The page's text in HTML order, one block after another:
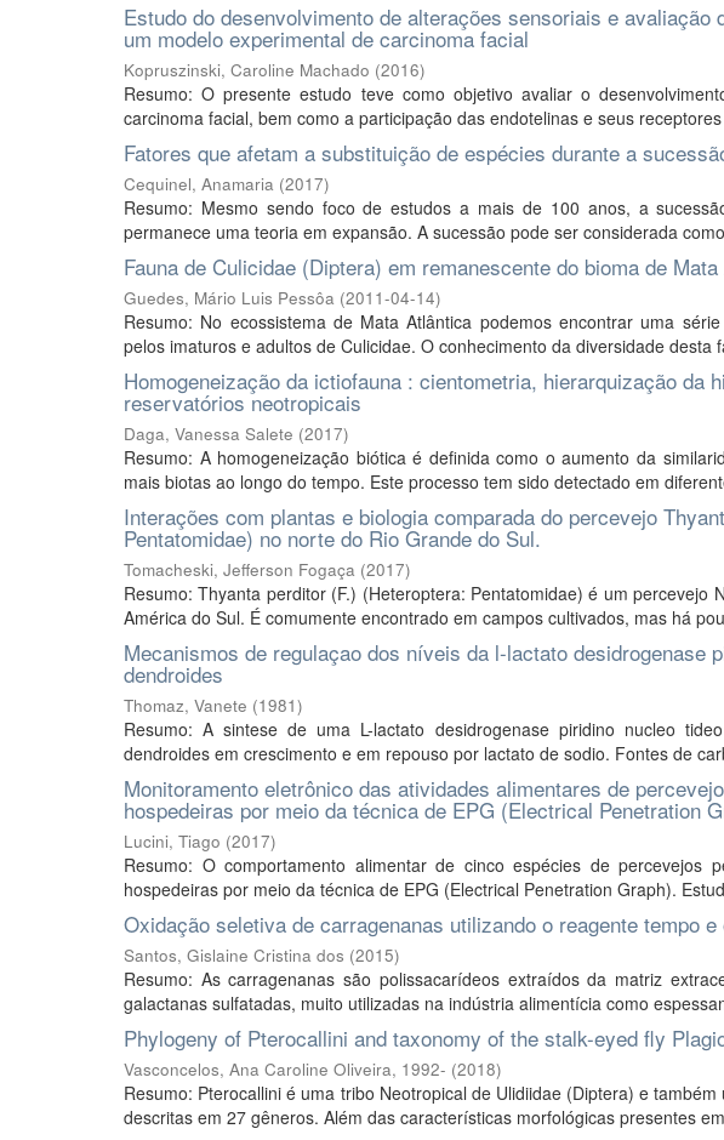
Estudo do desenvolvimento de alterações sensoriais e
um modelo experimental de carcinoma facial
Kopruszinski, Caroline Machado (2016)
Resumo: O presente estudo teve como objetivo avaliar o
carcinoma facial, bem como a participação das endotelinas e seus
Fatores que afetam a substituição de espécies durante a
Cequinel, Anamaria (2017)
Resumo: Mesmo sendo foco de estudos a mais de 100 anos, a
permanece uma teoria em expansão. A sucessão pode ser considerada
Fauna de Culicidae (Diptera) em remanescente do bioma de
Guedes, Mário Luis Pessôa (2011-04-14)
Resumo: No ecossistema de Mata Atlântica podemos encontrar uma
pelos imaturos e adultos de Culicidae. O conhecimento da diversidade desta
Homogeneização da ictiofauna : cientometria, hierarquização da
reservatórios neotropicais
Daga, Vanessa Salete (2017)
Resumo: A homogeneização biótica é definida como o aumento da
mais biotas ao longo do tempo. Este processo tem sido detectado em
Interações com plantas e biologia comparada do percevejo
Pentatomidae) no norte do Rio Grande do Sul.
Tomacheski, Jefferson Fogaça (2017)
Resumo: Thyanta perditor (F.) (Heteroptera: Pentatomidae) é um
América do Sul. É comumente encontrado em campos cultivados, mas há
Mecanismos de regulaçao dos níveis da l-lactato desidrogenase
dendroides
Thomaz, Vanete (1981)
Resumo: A sintese de uma L-lactato desidrogenase piridino nucleo
dendroides em crescimento e em repouso por lactato de sodio. Fontes de
Monitoramento eletrônico das atividades alimentares de
hospedeiras por meio da técnica de EPG (Electrical Penetration
Lucini, Tiago (2017)
Resumo: O comportamento alimentar de cinco espécies de percevejos
hospedeiras por meio da técnica de EPG (Electrical Penetration Graph).
Oxidação seletiva de carragenanas utilizando o reagente tempo
Santos, Gislaine Cristina dos (2015)
Resumo: As carragenanas são polissacarídeos extraídos da matriz
galactanas sulfatadas, muito utilizadas na indústria alimentícia como
Phylogeny of Pterocallini and taxonomy of the stalk-eyed fly
Vasconcelos, Ana Caroline Oliveira, 1992- (2018)
Resumo: Pterocallini é uma tribo Neotropical de Ulidiidae (Diptera) e
descritas em 27 gêneros. Além das características morfológicas presentes